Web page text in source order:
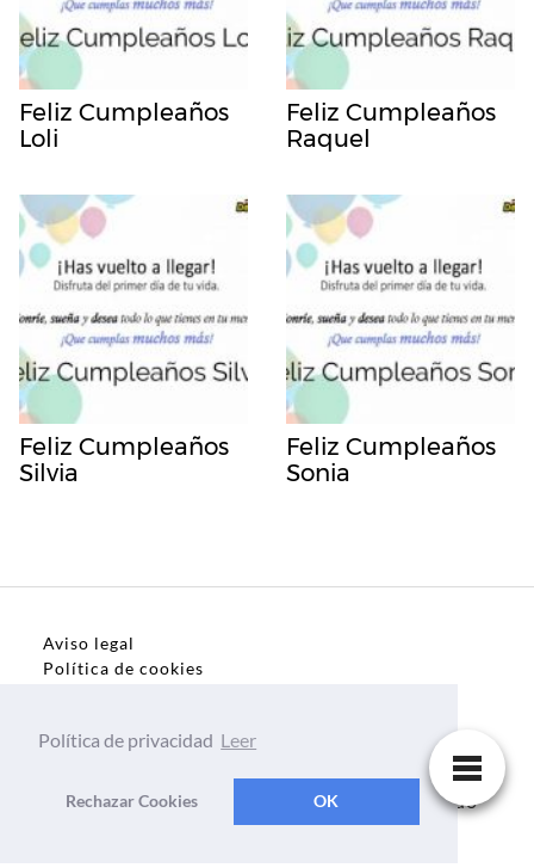
Feliz Cumpleaños
Loli
Feliz Cumpleaños
Raquel
Feliz Cumpleaños
Silvia
Feliz Cumpleaños
Sonia
Aviso legal
Política de cookies
Dedicatorias, frases, textos para todo el mundo
Política de privacidad Leer
Rechazar Cookies OK